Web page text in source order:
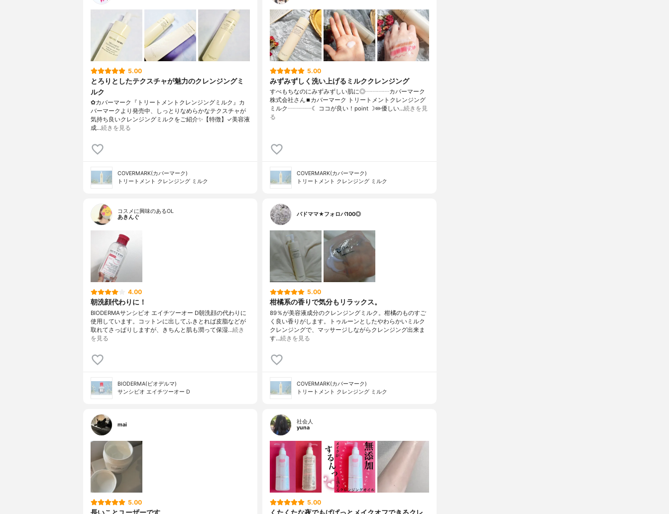
5.00
とろりとしたテクスチャが魅力のクレンジングミ
ルク
✿カバーマーク『トリートメントクレンジングミルク』カ
バーマークより発売中、しっとりなめらかなテクスチャが
気持ち良いクレンジングミルクをご紹介✨【特徴】✓美容液
成…続きを見る
COVERMARK(カバーマーク)
トリートメント クレンジング ミルク
5.00
みずみずしく洗い上げるミルククレンジング
すべもちなのにみずみずしい肌に◎┈┈┈┈カバーマーク
株式会社さん⏹カバーマーク トリートメントクレンジング
ミルク┈┈┈┈☾ ココが良い！point ☽✏️優しい…続きを見
る
COVERMARK(カバーマーク)
トリートメント クレンジング ミルク
コスメに興味のあるOL
あきんぐ
4.00
朝洗顔代わりに！
BIODERMAサンシビオ エイチツーオー D朝洗顔の代わりに
使用しています。コットンに出してふきとれば皮脂などが
取れてさっぱりしますが、きちんと肌も潤って保湿…続き
を見る
BIODERMA(ビオデルマ)
サンシビオ エイチツーオー D
バドママ★フォロバ100◎
5.00
柑橘系の香りで気分もリラックス。
89％が美容液成分のクレンジングミルク。柑橘のものすご
く良い香りがします。トゥルーンとしたやわらかいミルク
クレンジングで、マッサージしながらクレンジング出来ま
す…続きを見る
COVERMARK(カバーマーク)
トリートメント クレンジング ミルク
mai
5.00
長いことユーザーです
社会人
yuna
5.00
くたくたな夜でもぱぱっとメイクオフできるクレ